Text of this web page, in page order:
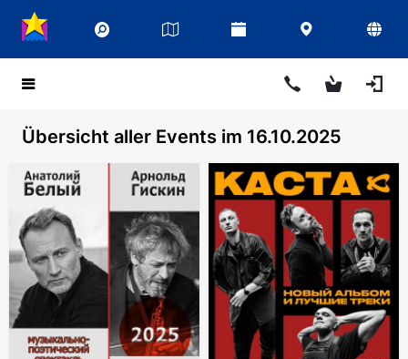
Übersicht aller Events im 16.10.2025